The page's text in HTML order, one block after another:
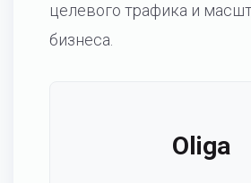
целевого трафика и
бизнеса.
Oliga